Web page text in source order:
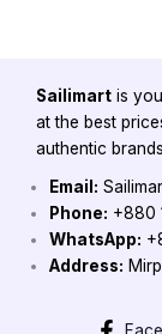
Sailimart is
at the best
authentic
Email:
Phone: +880
WhatsApp:
Address: